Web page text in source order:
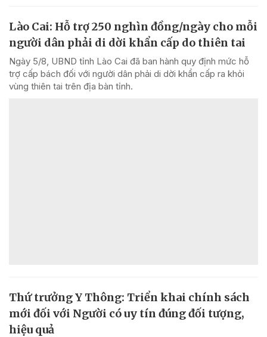
Lào Cai: Hỗ trợ 250 nghìn đồng/ngày cho mỗi
người dân phải di dời khẩn cấp do thiên tai
Ngày 5/8, UBND tỉnh Lào Cai đã ban hành quy định mức hỗ
trợ cấp bách đối với người dân phải di dời khẩn cấp ra khỏi
vùng thiên tai trên địa bàn tỉnh.
Thứ trưởng Y Thông: Triển khai chính sách
mới đối với Người có uy tín đúng đối tượng,
hiệu quả